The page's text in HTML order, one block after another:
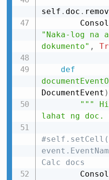
self . doc .
"Naka-log na
dokumento" ,
def
DocumentEvent )
"""
lahat ng doc.
Calc docs